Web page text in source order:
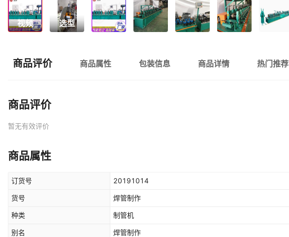
视频 选型
商品评价 商品属性 包装信息 商品详情 热门推荐
商品评价
暂无有效评价
商品属性
订货号 20191014
货号 焊管制作
种类 制管机
别名 焊管制作